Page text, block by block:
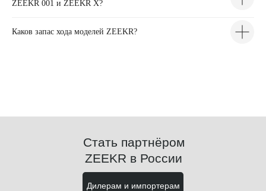
ZEEKR 001 и ZEEKR X?
Каков запас хода моделей ZEEKR?
Дилерам и импортерам
Стать партнёром
ZEEKR в России